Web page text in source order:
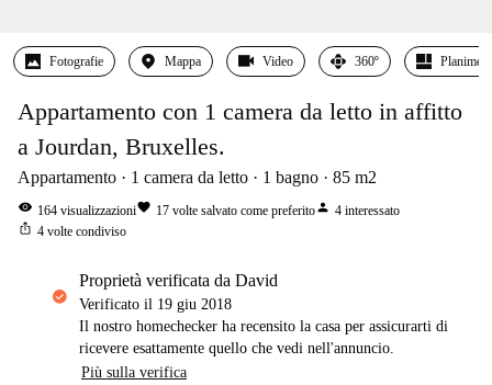
Fotografie Mappa Video 360º
Appartamento con 1 camera da letto in affitto
a Jourdan, Bruxelles.
Appartamento 1 camera da letto 1 bagno 85 m2
visibility 164 visualizzazionifavorite 17 volte salvato come preferitoperson 4 interessato
ios_share 4 volte condiviso
proprietà verificata da David
Verificato il 19 giu 2018
Il nostro homechecker ha recensito la casa per assicurarti di
ricevere esattamente quello che vedi nell'annuncio.
Più sulla verifica